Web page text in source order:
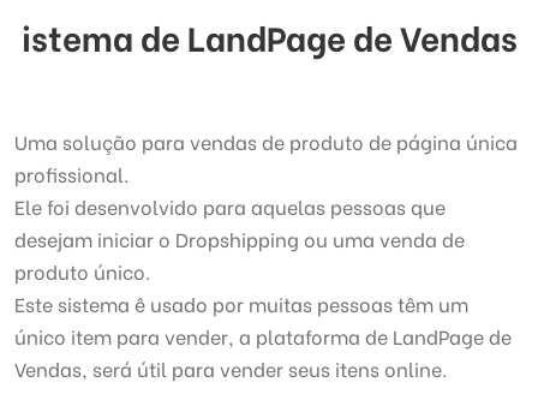
istema de LandPage de Vendas
Uma solução para vendas de produto de página única
profissional.
Ele foi desenvolvido para aquelas pessoas que
desejam iniciar o Dropshipping ou uma venda de
produto único.
Este sistema ê usado por muitas pessoas têm um
único item para vender, a plataforma de LandPage de
Vendas, será útil para vender seus itens online.